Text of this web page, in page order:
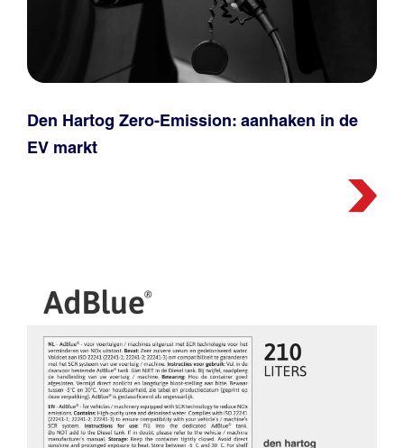
Den Hartog Zero-Emission: aanhaken in de
EV markt